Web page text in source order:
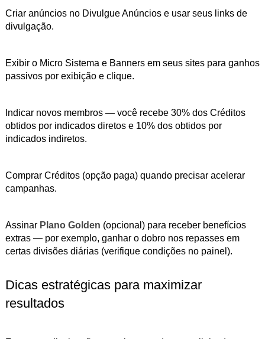
Criar anúncios no Divulgue Anúncios e usar seus links de
divulgação.
Exibir o Micro Sistema e Banners em seus sites para ganhos
passivos por exibição e clique.
Indicar novos membros — você recebe 30% dos Créditos
obtidos por indicados diretos e 10% dos obtidos por
indicados indiretos.
Comprar Créditos (opção paga) quando precisar acelerar
campanhas.
Assinar Plano Golden (opcional) para receber benefícios
extras — por exemplo, ganhar o dobro nos repasses em
certas divisões diárias (verifique condições no painel).
Dicas estratégicas para maximizar
resultados